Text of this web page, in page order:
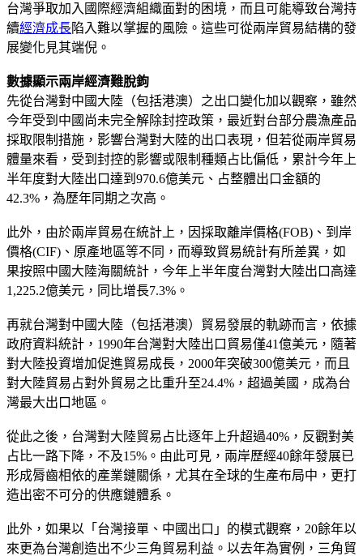
台灣爭取加入國際經濟組織面對的困境，而且可能導致台灣持
續經濟成長陷入難以掌握的風險。這些可從兩岸貿易結構的發
展變化見其端倪。
數據顯示兩岸經濟難脫鉤
先從台灣對中國大陸（包括港澳）之出口變化加以觀察，雖然
今年受到中國尚未完全解除封控政策，最近對台部分農漁產品
採取限制措施，影響台灣對大陸的出口表現，但若從兩岸貿易
體量來看，受到封控的影響或限制種類占比偏低，累計今年上
半年度對大陸出口達到970.6億美元、占整體出口金額的
42.3%，為歷年同期之次高。
此外，由於兩岸貿易在統計上，因採取離岸價格(FOB)、到岸
價格(CIF)、原產地區等不同，而導致貿易統計有所差異，如
果按照中國大陸海關統計，今年上半年度台灣對大陸出口高達
1,225.2億美元，同比增長7.3%。
再就台灣對中國大陸（包括港澳）貿易發展的軌跡而言，依據
政府資料統計，1990年台灣對大陸出口貿易僅41億美元，隨著
對大陸投資增加促進貿易成長，2000年突破300億美元，而且
對大陸貿易占對外貿易之比重升至24.4%，超過美國，成為台
灣最大出口地區。
從此之後，台灣對大陸貿易占比逐年上升超過40%，反觀對美
占比一路下降，不及15%。由此可見，兩岸歷經40餘年發展已
形成脣齒相依的產業鏈關係，尤其在全球的生產布局中，更打
造出密不可分的供應鏈體系。
此外，如果以「台灣接單、中國出口」的模式觀察，20餘年以
來更為台灣創造出不少三角貿易利益。以去年為實例，三角貿